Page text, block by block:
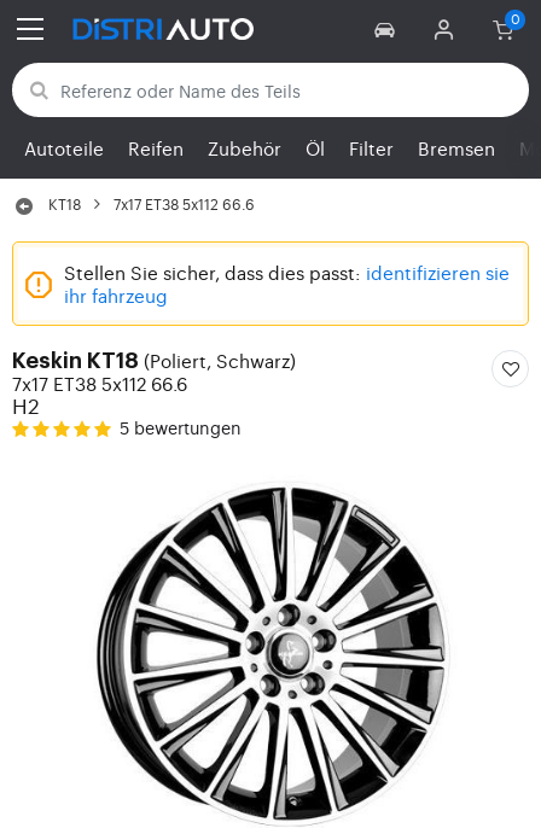
Zurück zu den Kategorien
Autoteile Reifen Zubehör Öl Filter Bremsen
KT18 7x17 ET38 5x112 66.6
Stellen Sie sicher, dass dies passt: identifizieren sie
ihr fahrzeug
Keskin KT18 (Poliert, Schwarz)
7x17 ET38 5x112 66.6
H2
5 bewertungen